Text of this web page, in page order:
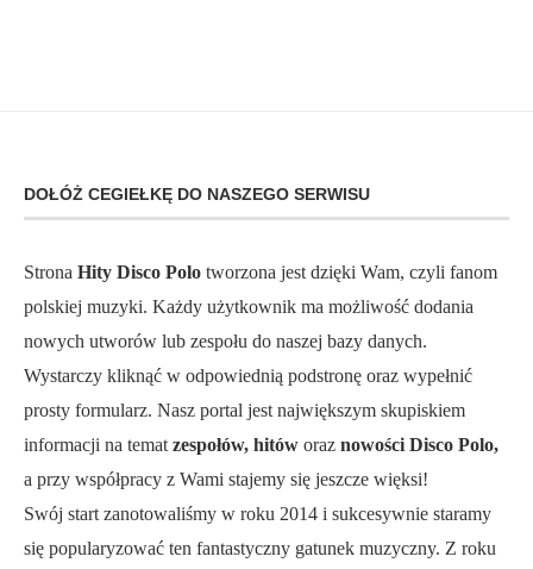
DOŁÓŻ CEGIEŁKĘ DO NASZEGO SERWISU
Strona Hity Disco Polo tworzona jest dzięki Wam, czyli fanom
polskiej muzyki. Każdy użytkownik ma możliwość dodania
nowych utworów lub zespołu do naszej bazy danych.
Wystarczy kliknąć w odpowiednią podstronę oraz wypełnić
prosty formularz. Nasz portal jest największym skupiskiem
informacji na tematzespołów, hitów oraz nowości Disco Polo,
a przy współpracy z Wami stajemy się jeszcze więksi!
Swój start zanotowaliśmy w roku 2014 i sukcesywnie staramy
się popularyzować ten fantastyczny gatunek muzyczny. Z roku